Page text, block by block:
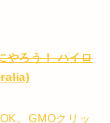
やろう！ ハイロ
。GMOクリッ